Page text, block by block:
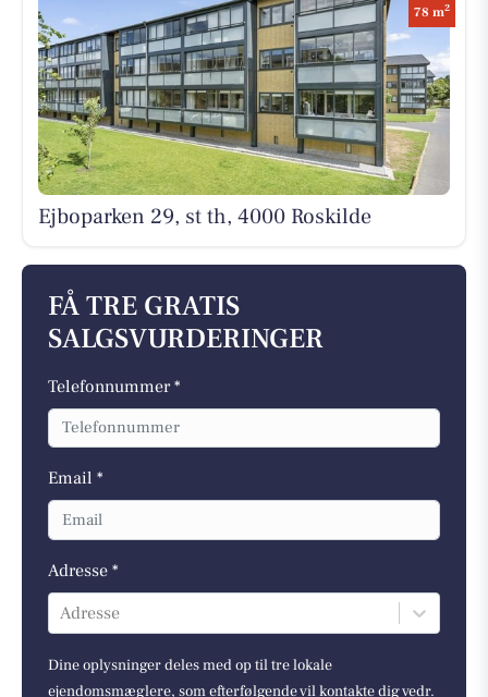
78 m2
Ejboparken 29, st th, 4000 Roskilde
FÅ TRE GRATIS
SALGSVURDERINGER
Telefonnummer *
Email *
Adresse *
Adresse
Dine oplysninger deles med op til tre lokale
ejendomsmæglere, som efterfølgende vil kontakte dig vedr.